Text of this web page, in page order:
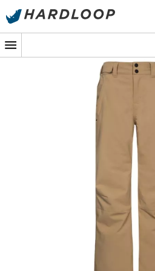
Sommarerbjudanden 🔥 -5 %